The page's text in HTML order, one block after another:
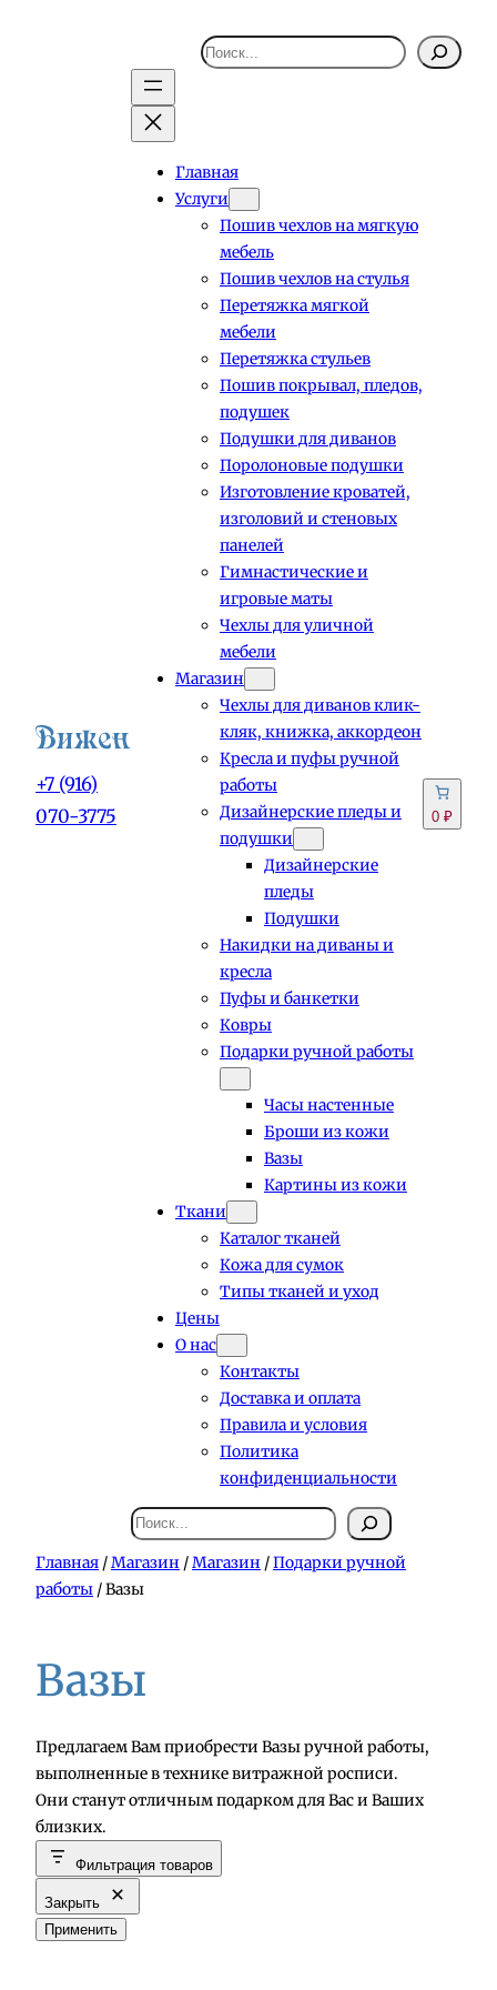
+7 (916)
070-3775
Поиск
Главная
Услуги
Пошив чехлов на мягкую
мебель
Пошив чехлов на стулья
Перетяжка мягкой
мебели
Перетяжка стульев
Пошив покрывал, пледов,
подушек
Подушки для диванов
Поролоновые подушки
Изготовление кроватей,
изголовий и стеновых
панелей
Гимнастические и
игровые маты
Чехлы для уличной
мебели
Магазин
Чехлы для диванов клик-
кляк, книжка, аккордеон
Кресла и пуфы ручной
работы
Дизайнерские пледы и
подушки
Дизайнерские
пледы
Подушки
Накидки на диваны и
кресла
Пуфы и банкетки
Ковры
Подарки ручной работы
Часы настенные
Броши из кожи
Вазы
Картины из кожи
Ткани
Каталог тканей
Кожа для сумок
Типы тканей и уход
Цены
О нас
Контакты
Доставка и оплата
Правила и условия
Политика
конфиденциальности
Поиск
0 ₽
Главная /Магазин /Магазин /Подарки ручной
работы / Вазы
Вазы
Предлагаем Вам приобрести Вазы ручной работы,
выполненные в технике витражной росписи.
Они станут отличным подарком для Вас и Ваших
близких.
Фильтрация товаров
Закрыть
Применить